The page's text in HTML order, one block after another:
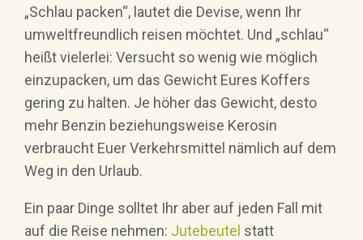
„Schlau packen“, lautet die Devise, wenn Ihr
umweltfreundlich reisen möchtet. Und „schlau“
heißt vielerlei: Versucht so wenig wie möglich
einzupacken, um das Gewicht Eures Koffers
gering zu halten. Je höher das Gewicht, desto
mehr Benzin beziehungsweise Kerosin
verbraucht Euer Verkehrsmittel nämlich auf dem
Weg in den Urlaub.
Ein paar Dinge solltet Ihr aber auf jeden Fall mit
auf die Reise nehmen: Jutebeutel statt